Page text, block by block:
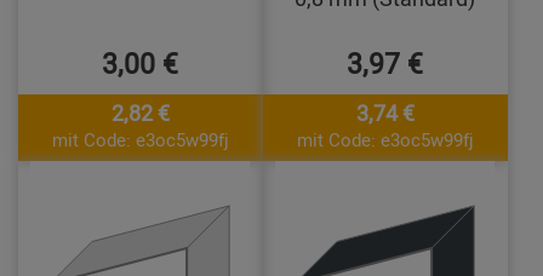
3,00 €
2,82 €
mit Code: e3oc5w99fj
3,97 €
3,74 €
mit Code: e3oc5w99fj